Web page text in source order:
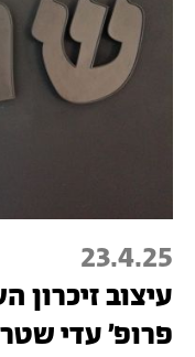
23.4.25
עיצוב
פרופ' עדי